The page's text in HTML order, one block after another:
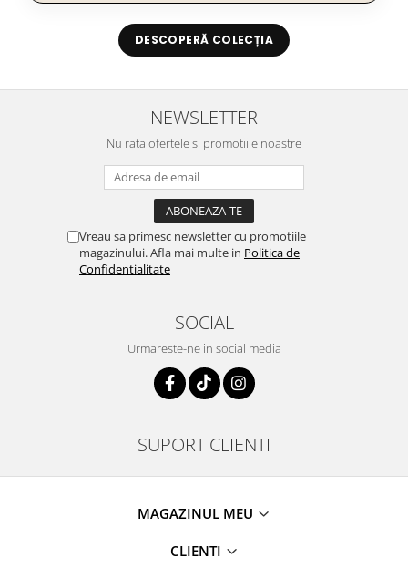
DESCOPERĂ COLECȚIA
NEWSLETTER
Nu rata ofertele si promotiile noastre
Vreau sa primesc newsletter cu promotiile
magazinului. Afla mai multe in Politica de
Confidentialitate
SOCIAL
Urmareste-ne in social media
SUPORT CLIENTI
MAGAZINUL MEU
CLIENTI